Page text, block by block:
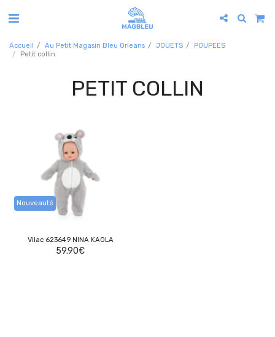
Accueil Au Petit Magasin Bleu Orleans JOUETS
POUPEES
Petit collin
PETIT COLLIN
Nouveauté
Vilac 623649 NINA KAOLA
59.90€